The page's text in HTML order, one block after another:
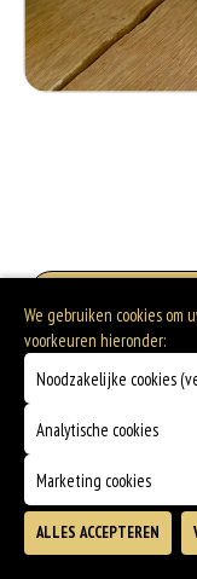
We gebruiken cookies om
voorkeuren hieronder:
Noodzakelijke cookies
Analytische cookies
Marketing cookies
ALLES ACCEPTEREN